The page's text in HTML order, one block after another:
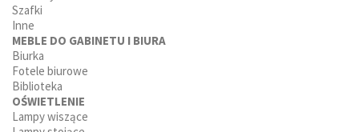
Szafki
Inne
MEBLE DO GABINETU I BIURA
Biurka
Fotele biurowe
Biblioteka
OŚWIETLENIE
Lampy wiszące